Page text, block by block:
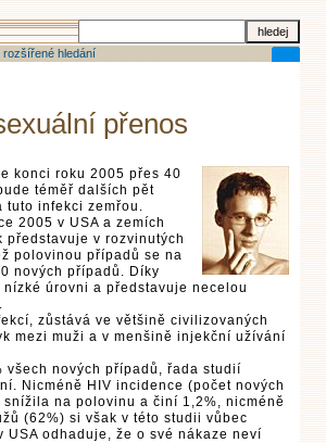
rozšířené hledání
přenos
konci roku 2005 přes 40
téměř dalších pět
infekci zemřou.
2005 v USA a zemích
v rozvinutých
polovinou případů se na
nových případů. Díky
úrovni a představuje necelou
zůstává ve většině civilizovaných
mezi muži a v menšině injekční užívání
nových případů, řada studií
Nicméně HIV incidence (počet nových
na polovinu a činí 1,2%, nicméně
(62%) si však v této studii vůbec
odhaduje, že o své nákaze neví